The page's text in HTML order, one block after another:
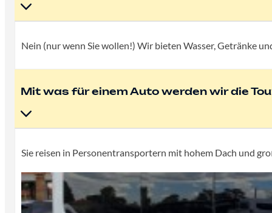
Nein (nur wenn Sie wollen!) Wir bieten Wasser, Getränke
Mit was für einem Auto werden wir die
Sie reisen in Personentransportern mit hohem Dach und